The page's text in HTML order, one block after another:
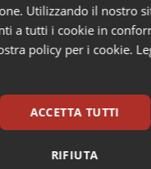
& impianti
coagulazione
“Epidemia più veloce della
Quasi 4mila casi e 1.801
allarmismi. Sistema italiano
preparato”
La spesa farmaceutica sale
miliardi (+6%). Prosegue il
Utilizzando il nostro
a tutti i cookie in
policy per i cookie.
ACCETTA TUTTI
RIFIUTA